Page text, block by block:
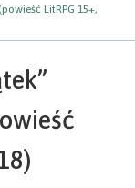
LitRPG 15+,